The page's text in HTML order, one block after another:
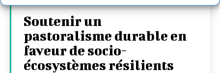
Soutenir un
pastoralisme durable en
faveur de socio-
écosystèmes résilients